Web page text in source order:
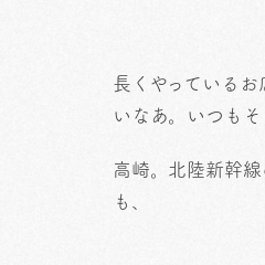
長くやっている
いなあ。いつもそ
高崎。北陸新幹
も、